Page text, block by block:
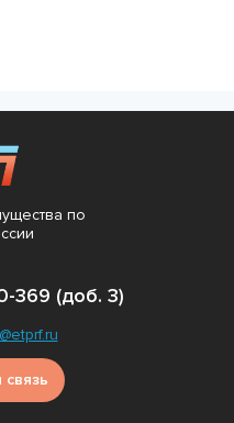
по
369 (доб. 3)